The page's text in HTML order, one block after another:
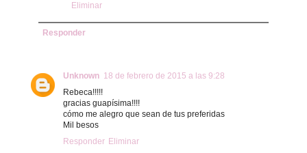
Eliminar
Responder
Unknown 18 de febrero de 2015 a las 9:28
Rebeca!!!!!
gracias guapísima!!!!
cómo me alegro que sean de tus preferidas
Mil besos
Responder Eliminar